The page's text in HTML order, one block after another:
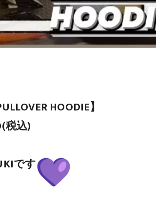
HOODIE】
税込)
です